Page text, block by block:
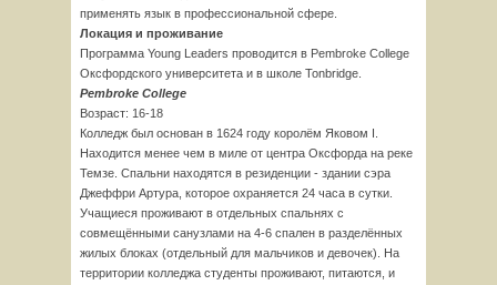
применять язык в профессиональной сфере.
Локация и проживание
Программа Young Leaders проводится в Pembroke College
Оксфордского университета и в школе Tonbridge.
Pembroke College
Возраст: 16-18
Колледж был основан в 1624 году королём Яковом І.
Находится менее чем в миле от центра Оксфорда на реке
Темзе. Спальни находятся в резиденции - здании сэра
Джеффри Артура, которое охраняется 24 часа в сутки.
Учащиеся проживают в отдельных спальнях с
совмещёнными санузлами на 4-6 спален в разделённых
жилых блоках (отдельный для мальчиков и девочек). На
территории колледжа студенты проживают, питаются, и